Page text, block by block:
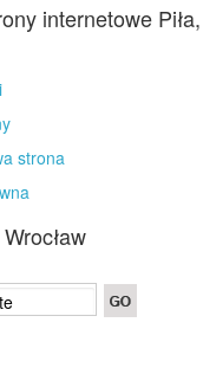
internetowe
strona